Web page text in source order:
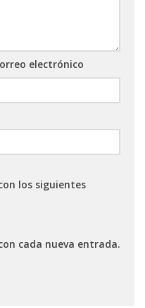
electrónico
los siguientes
cada nueva entrada.